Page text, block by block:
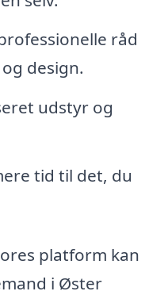
råd
design.
udstyr og
tid til det, du
platform kan
i Øster